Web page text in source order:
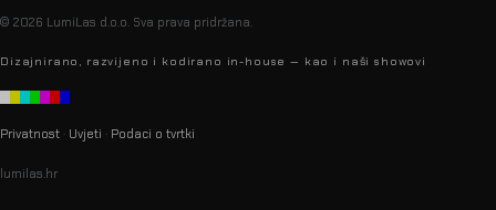
© 2026 LumiLas d.o.o. Sva prava pridržana.
Dizajnirano, razvijeno i kodirano in-house — kao i naši showovi
Privatnost · Uvjeti · Podaci o tvrtki
lumilas.hr